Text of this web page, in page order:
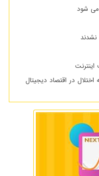
شود
اختلال در اقتصاد دیجیتال